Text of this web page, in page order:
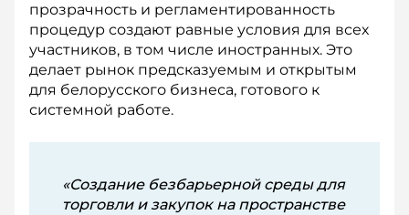
прозрачность и регламентированность
процедур создают равные условия для всех
участников, в том числе иностранных. Это
делает рынок предсказуемым и открытым
для белорусского бизнеса, готового к
системной работе.
«Создание безбарьерной среды для
торговли и закупок на пространстве